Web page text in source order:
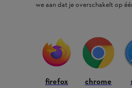
we aan dat je overschakelt op
firefox chrome